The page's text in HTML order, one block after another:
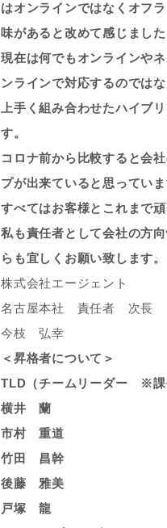
はオンラインではなくオフ
味があると改めて感じました
現在は何でもオンラインや
ンラインで対応するのでは
上手く組み合わせたハイブ
す。
コロナ前から比較すると会
プが出来ていると思っていま
すべてはお客様とこれまで
私も責任者として会社の方向
らも宜しくお願い致します。
株式会社エージェント
名古屋本社 責任者
今枝 弘幸
＜昇格者について＞
TLD（チームリーダー ※課
横井 蘭
市村 重道
竹田 昌幹
後藤 雅美
戸塚 龍